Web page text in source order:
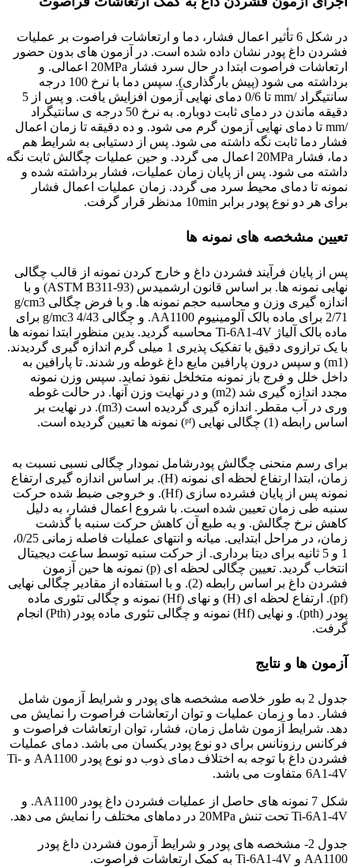
در شکل 6 تأثیر اعمال فشار، دما و ارتعاشات فراصوت بر عملیات
فشردن داغ پودر نشان داده شده است. در آزمون های بدون حضور
ارتعاشات فراصوت ابتدا در حال سرد فشار 20MPa اعمالی. و
برداشته می شود (پیش بارگذاری). سپس دما با نرخ 100 درجه
سانتیگراد /mm تا 0/6 دمای نهایی آزمون افزایش یافت. و پس از 5
دقیقه ماندن در دمای ثابت دوباره. به نرخ 50 درجه ی سانتیگراد
/mm تا دمای نهایی آزمون گرم می شود. و ده دقیقه تا زمان اعمال
فشار دما ثابت نگه داشته می شود. پس از دستیابی به شرایط هم
دما، فشار 20MPa اعمال می گردد. و حین عملیات چگالش ثابت نگه
داشته می شود. پس از پایان زمان عملیات، فشار برداشته شده و
نمونه تا دمای محیط سرد می گردد. زمان عملیات اعمال فشار
برای هر دو نوع پودر برابر 10min مدنظر قرار گرفت.
تعیین مشخصه های نمونه ها
پس از پایان فرآیند فشردن داغ و خارج کردن نمونه از قالب چگالی
نهایی نمونه ها. بر اساس قانون ارشمیدس (ASTM B311-93) و با
اندازه گیری وزن و محاسبه حجم نمونه ها. و با فرض چگالی g/cm3
2/71 برای ماده بالک آلومینیوم AA1100. و چگالی 4/43 g/mc3 برای
ماده بالک آلیاژ Ti-6A1-4V محاسبه گردید. بدین منظور ابتدا نمونه ها
با یک ترازوی دقیق با تفکیک پذیری 1 میلی گرم اندازه گیری گردیدند.
(m1) و سپس درون پارافین مایع داغ غوطه ور شدند. تا پارافین به
داخل خلل و فرج باز نمونه متخلخل نفوذ نماید. سپس وزن نمونه
مجدد اندازه گیری شد (m2) و در نهایت وزن آنها. در حالت غوطه
وری در آب مقطر. اندازه گیری گردیده است (m3). در نهایت بر
اساس رابطه (1) چگالی نهایی (ᵖᶠ) نمونه ها تعیین گردیده است.
برای رسم منحنی چگالش پودرشامل نمودار چگالی نسبی نسبت به
زمان، ابتدا ارتفاع لحظه ای نمونه (H). بر اساس اندازه گیری ارتفاع
نمونه پس از پایان فشرده سازی (Hf). و خروجی ضبط شده حرکت
سنبه طی زمان تعیین شده است. با شروع اعمال فشار، به دلیل
کاهش نرخ چگالش. و به طبع آن کاهش حرکت سنبه با گذشت
زمان، در مراحل ابتدایی. میانه و انتهای عملیات فاصله زمانی 0/25،
1 و 5 ثانیه برای دیتا برداری. از حرکت سنبه توسط ساعت دیجیتال
انتخاب گردید. تعیین چگالی لحظه ای (p) نمونه ها حین آزمون
فشردن داغ بر اساس رابطه (2). و با استفاده از مقادیر چگالی نهایی
(pf). ارتفاع لحظه ای (H) و نهای (Hf) نمونه و چگالی تئوری ماده
پودر (pth). و نهایی (Hf) نمونه و چگالی تئوری ماده پودر (Pth) انجام
گرفت.
آزمون ها و نتایج
جدول 2 به طور خلاصه مشخصه های پودر و شرایط آزمون شامل
فشار. دما و زمان عملیات و توان ارتعاشات فراصوت را نمایش می
دهد. شرایط آزمون شامل زمان، فشار، توان ارتعاشات فراصوت و
فرکانس رزونانس برای دو نوع پودر یکسان می باشد. دمای عملیات
فشردن داغ با توجه به اختلاف دمای ذوب دو نوع پودر AA1100 و Ti-
6A1-4V متفاوت می باشد.
شکل 7 نمونه های حاصل از عملیات فشردن داغ پودر AA1100. و
Ti-6A1-4V تحت تنش 20MPa در دماهای مختلف را نمایش می دهد.
جدول 2- مشخصه های پودر و شرایط آزمون فشردن داغ پودر
AA1100 و Ti-6A1-4V به کمک ارتعاشات فراصوت.